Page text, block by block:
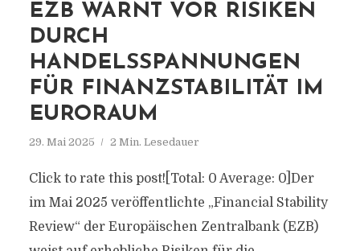
EZB WARNT VOR RISIKEN
DURCH
HANDELSSPANNUNGEN
FÜR FINANZSTABILITÄT IM
EURORAUM
29. Mai 2025 2 Min. Lesedauer
Click to rate this post![Total: 0 Average: 0]Der
im Mai 2025 veröffentlichte „Financial Stability
Review“ der Europäischen Zentralbank (EZB)